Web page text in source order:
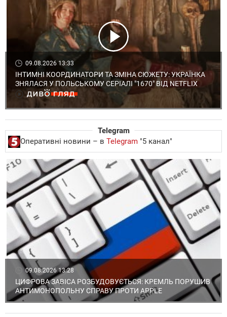
09.08.2026 13:33
ІНТИМНІ КООРДИНАТОРИ ТА ЗМІНА СЮЖЕТУ: УКРАЇНКА
ЗНЯЛАСЯ У ПОЛЬСЬКОМУ СЕРІАЛІ "1670" ВІД NETFLIX
Telegram
Оперативні новини – в Telegram "5 канал"
09.08.2026 13:28
ЦИФРОВА ЗАВІСА РОЗБУДОВУЄТЬСЯ: КРЕМЛЬ ПОРУШИВ
АНТИМОНОПОЛЬНУ СПРАВУ ПРОТИ APPLE